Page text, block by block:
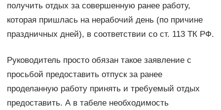
получить отдых за совершенную ранее работу,
которая пришлась на нерабочий день (по причине
праздничных дней), в соответствии со ст. 113 ТК РФ.
Руководитель просто обязан такое заявление с
просьбой предоставить отпуск за ранее
проделанную работу принять и требуемый отдых
предоставить. А в табеле необходимость